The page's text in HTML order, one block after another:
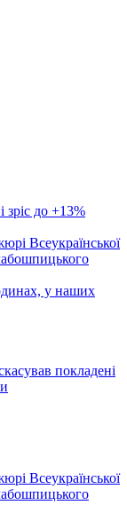
зріс до +13%
Всеукраїнської
у наших
покладені
Всеукраїнської